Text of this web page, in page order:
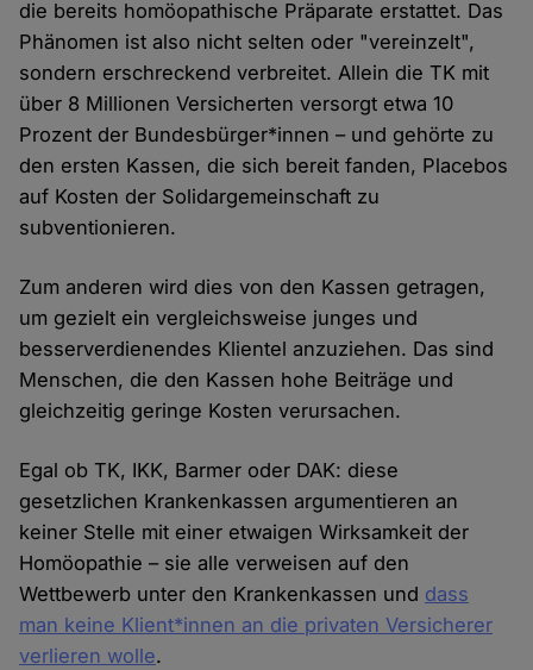
die bereits homöopathische Präparate erstattet. Das
Phänomen ist also nicht selten oder "vereinzelt",
sondern erschreckend verbreitet. Allein die TK mit
über 8 Millionen Versicherten versorgt etwa 10
Prozent der Bundesbürger*innen – und gehörte zu
den ersten Kassen, die sich bereit fanden, Placebos
auf Kosten der Solidargemeinschaft zu
subventionieren.
Zum anderen wird dies von den Kassen getragen,
um gezielt ein vergleichsweise junges und
besserverdienendes Klientel anzuziehen. Das sind
Menschen, die den Kassen hohe Beiträge und
gleichzeitig geringe Kosten verursachen.
Egal ob TK, IKK, Barmer oder DAK: diese
gesetzlichen Krankenkassen argumentieren an
keiner Stelle mit einer etwaigen Wirksamkeit der
Homöopathie – sie alle verweisen auf den
Wettbewerb unter den Krankenkassen und dass
man keine Klient*innen an die privaten Versicherer
verlieren wolle.